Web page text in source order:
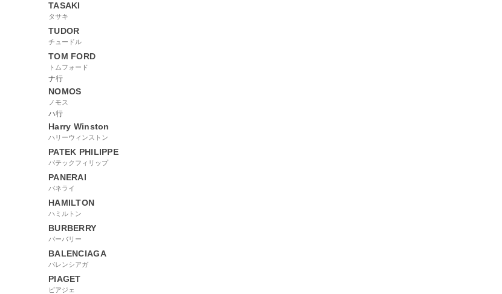
TASAKI
タサキ
TUDOR
チュードル
TOM FORD
トムフォード
ナ行
NOMOS
ノモス
ハ行
Harry Winston
ハリーウィンストン
PATEK PHILIPPE
パテックフィリップ
PANERAI
パネライ
HAMILTON
ハミルトン
BURBERRY
バーバリー
BALENCIAGA
バレンシアガ
PIAGET
ピアジェ